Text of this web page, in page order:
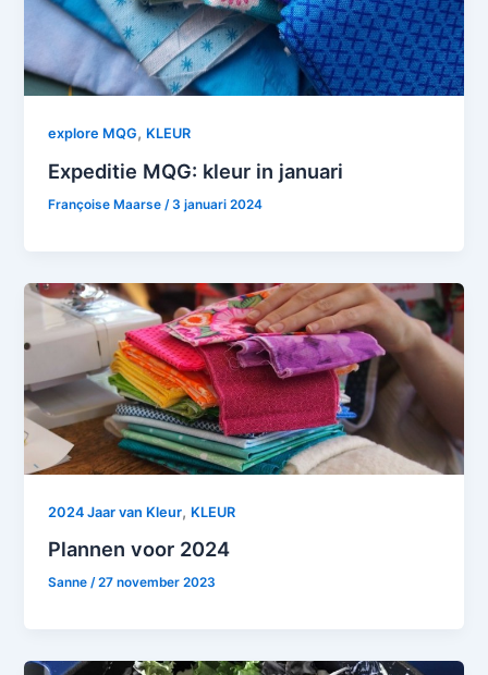
explore MQG, KLEUR
Expeditie MQG: kleur in januari
Françoise Maarse/3 januari 2024
2024 Jaar van Kleur, KLEUR
Plannen voor 2024
Sanne/27 november 2023